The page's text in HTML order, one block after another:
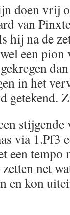
doen vrij
van
hij na de
een
in het
getekend.
via 1.Pf3
een tempo
net
en kon